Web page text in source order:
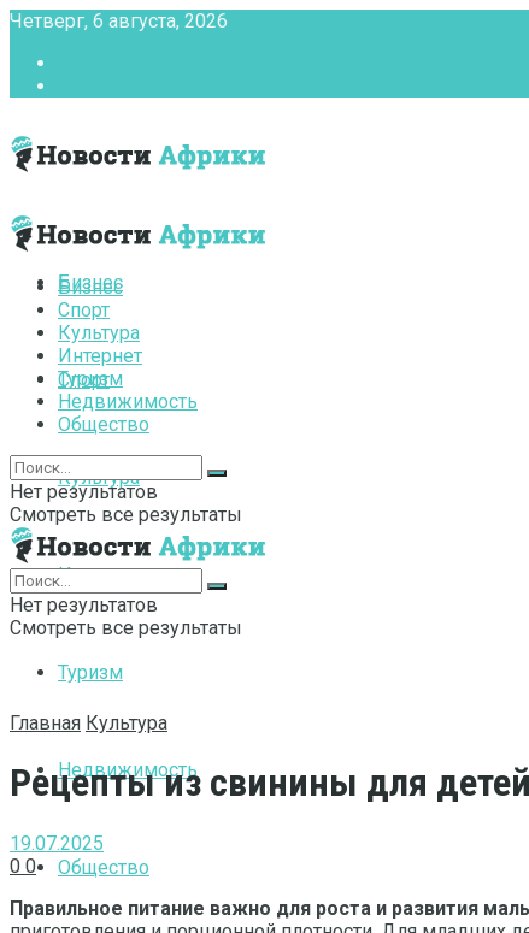
Четверг, 6 августа, 2026
Бизнес
Спорт
Культура
Интернет
Туризм
Недвижимость
Общество
Бизнес
Спорт
Культура
Интернет
Туризм
Недвижимость
Общество
Нет результатов
Смотреть все результаты
Нет результатов
Смотреть все результаты
Главная Культура
Рецепты из свинины для
19.07.2025
0 0
Правильное питание важно для роста и развития